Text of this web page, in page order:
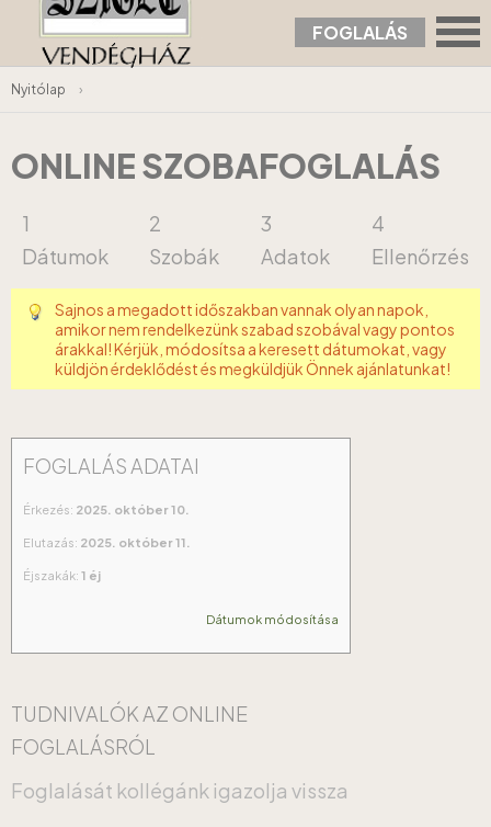
FOGLALÁS
Nyitólap ›
ONLINE SZOBAFOGLALÁS
1
Dátumok
2
Szobák
3
Adatok
4
Ellenőrzés
Sajnos a megadott időszakban vannak olyan napok,
amikor nem rendelkezünk szabad szobával vagy pontos
árakkal! Kérjük, módosítsa a keresett dátumokat, vagy
küldjön érdeklődést és megküldjük Önnek ajánlatunkat!
FOGLALÁS ADATAI
Érkezés: 2025. október 10.
Elutazás: 2025. október 11.
Éjszakák: 1 éj
Dátumok módosítása
TUDNIVALÓK AZ ONLINE
FOGLALÁSRÓL
Foglalását kollégánk igazolja vissza